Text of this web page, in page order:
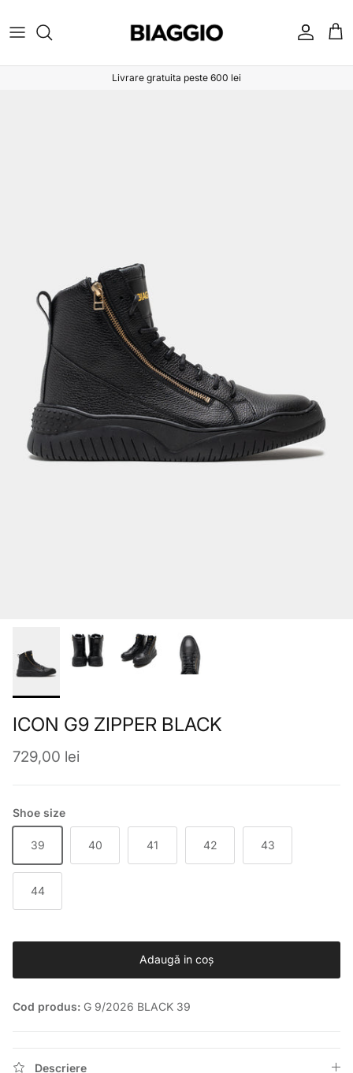
Cont Coș
Livrare gratuita peste 600 lei
ICON G9 ZIPPER BLACK
Preț obișnuit
729,00 lei
Shoe size
39 40 41 42 43
44
Adaugă in coş
Cod produs: G 9/2026 BLACK 39
Descriere